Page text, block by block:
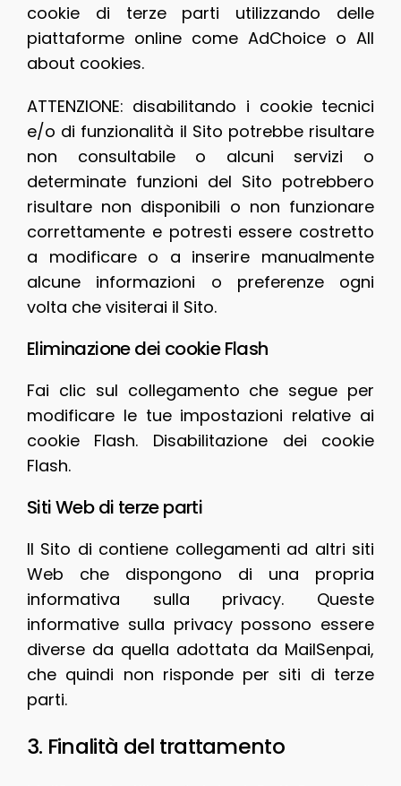
cookie di terze parti utilizzando delle
piattaforme online come AdChoice o All
about cookies.
ATTENZIONE: disabilitando i cookie tecnici
e/o di funzionalità il Sito potrebbe risultare
non consultabile o alcuni servizi o
determinate funzioni del Sito potrebbero
risultare non disponibili o non funzionare
correttamente e potresti essere costretto
a modificare o a inserire manualmente
alcune informazioni o preferenze ogni
volta che visiterai il Sito.
Eliminazione dei cookie Flash
Fai clic sul collegamento che segue per
modificare le tue impostazioni relative ai
cookie Flash. Disabilitazione dei cookie
Flash.
Siti Web di terze parti
Il Sito di contiene collegamenti ad altri siti
Web che dispongono di una propria
informativa sulla privacy. Queste
informative sulla privacy possono essere
diverse da quella adottata da MailSenpai,
che quindi non risponde per siti di terze
parti.
3. Finalità del trattamento